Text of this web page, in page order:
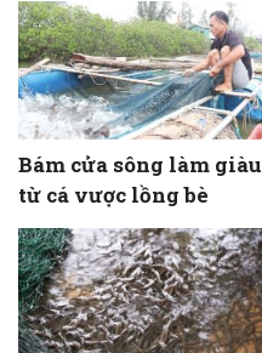
Bám cửa sông làm giàu
từ cá vược lồng bè